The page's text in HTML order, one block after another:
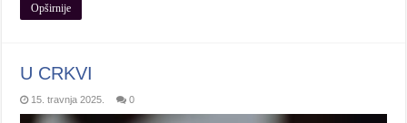
Opširnije
U CRKVI
15. travnja 2025. 0